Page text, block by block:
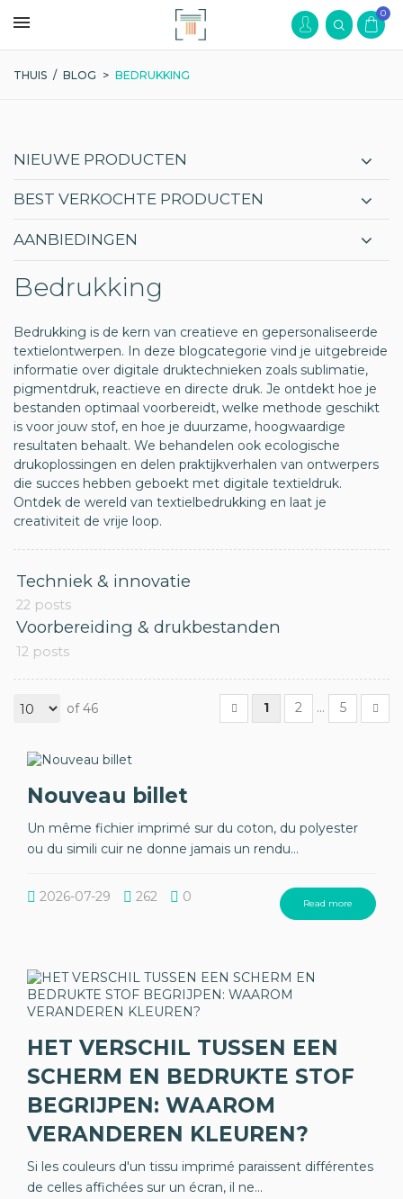
0
THUIS / BLOG > BEDRUKKING
NIEUWE PRODUCTEN
BEST VERKOCHTE PRODUCTEN
AANBIEDINGEN
Bedrukking
Bedrukking is de kern van creatieve en gepersonaliseerde
textielontwerpen. In deze blogcategorie vind je uitgebreide
informatie over digitale druktechnieken zoals sublimatie,
pigmentdruk, reactieve en directe druk. Je ontdekt hoe je
bestanden optimaal voorbereidt, welke methode geschikt
is voor jouw stof, en hoe je duurzame, hoogwaardige
resultaten behaalt. We behandelen ook ecologische
drukoplossingen en delen praktijkverhalen van ontwerpers
die succes hebben geboekt met digitale textieldruk.
Ontdek de wereld van textielbedrukking en laat je
creativiteit de vrije loop.
Techniek & innovatie
22 posts
Voorbereiding & drukbestanden
12 posts
of 46 1 2 ... 5
Nouveau billet
Un même fichier imprimé sur du coton, du polyester
ou du simili cuir ne donne jamais un rendu...
2026-07-29 262 0 Read more
HET VERSCHIL TUSSEN EEN
SCHERM EN BEDRUKTE STOF
BEGRIJPEN: WAAROM
VERANDEREN KLEUREN?
Si les couleurs d'un tissu imprimé paraissent différentes
de celles affichées sur un écran, il ne...